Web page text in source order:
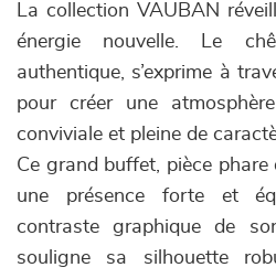
La collection VAUBAN
énergie nouvelle. Le
authentique, s’exprime à
pour créer une
conviviale et pleine de
Ce grand buffet, pièce
une présence forte et
contraste graphique de
souligne sa silhouette